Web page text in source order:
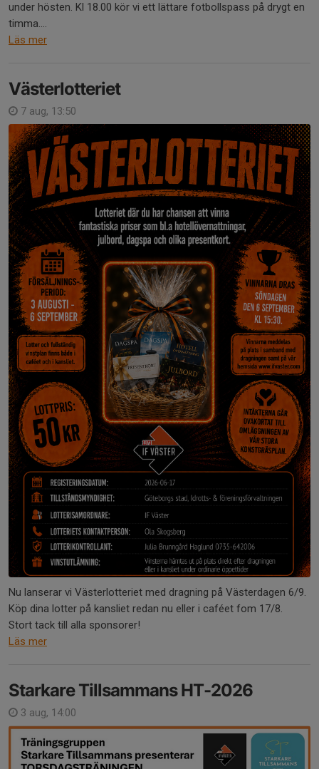
under hösten. Kl 18.00 kör vi ett lättare fotbollspass på drygt en
timma....
Läs mer
Västerlotteriet
7 aug, 13:50
Nu lanserar vi Västerlotteriet med dragning på Västerdagen 6/9.
Köp dina lotter på kansliet redan nu eller i caféet fom 17/8.
Stort tack till alla sponsorer!
Läs mer
Starkare Tillsammans HT-2026
3 aug, 14:00